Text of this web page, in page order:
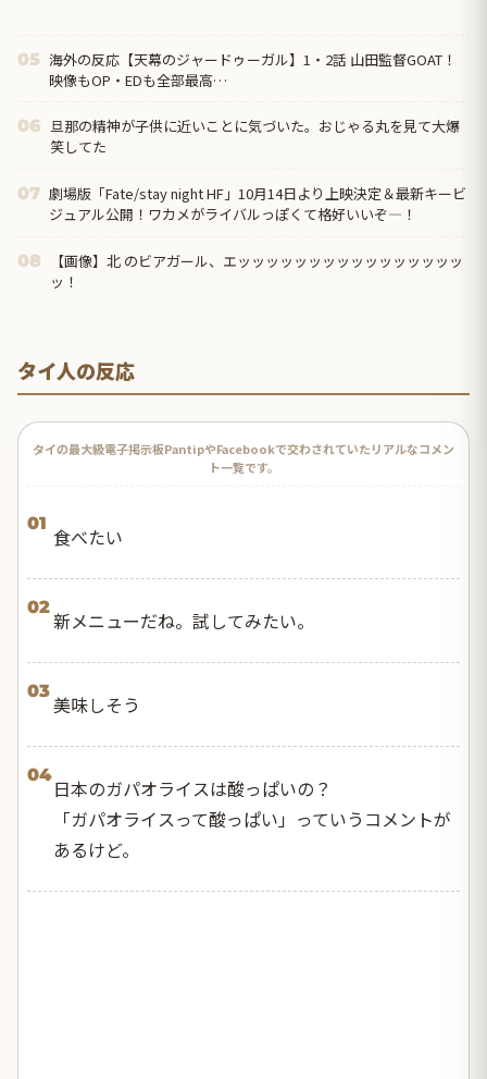
05 海外の反応【天幕のジャードゥーガル】1・2話 山田監督GOAT！
映像もOP・EDも全部最高…
06 旦那の精神が子供に近いことに気づいた。おじゃる丸を見て大爆
笑してた
07 劇場版「Fate/stay night HF」10月14日より上映決定＆最新キービ
ジュアル公開！ワカメがライバルっぽくて格好いいぞ―！
08
【画像】北 のビアガール、エッッッッッッッッッッッッッッッッ
ッ！
タイ人の反応
タイの最大級電子掲示板PantipやFacebookで交わされていたリアルなコメン
ト一覧です。
01
食べたい
02
新メニューだね。試してみたい。
03
美味しそう
04
日本のガパオライスは酸っぱいの？
「ガパオライスって酸っぱい」っていうコメントが
あるけど。